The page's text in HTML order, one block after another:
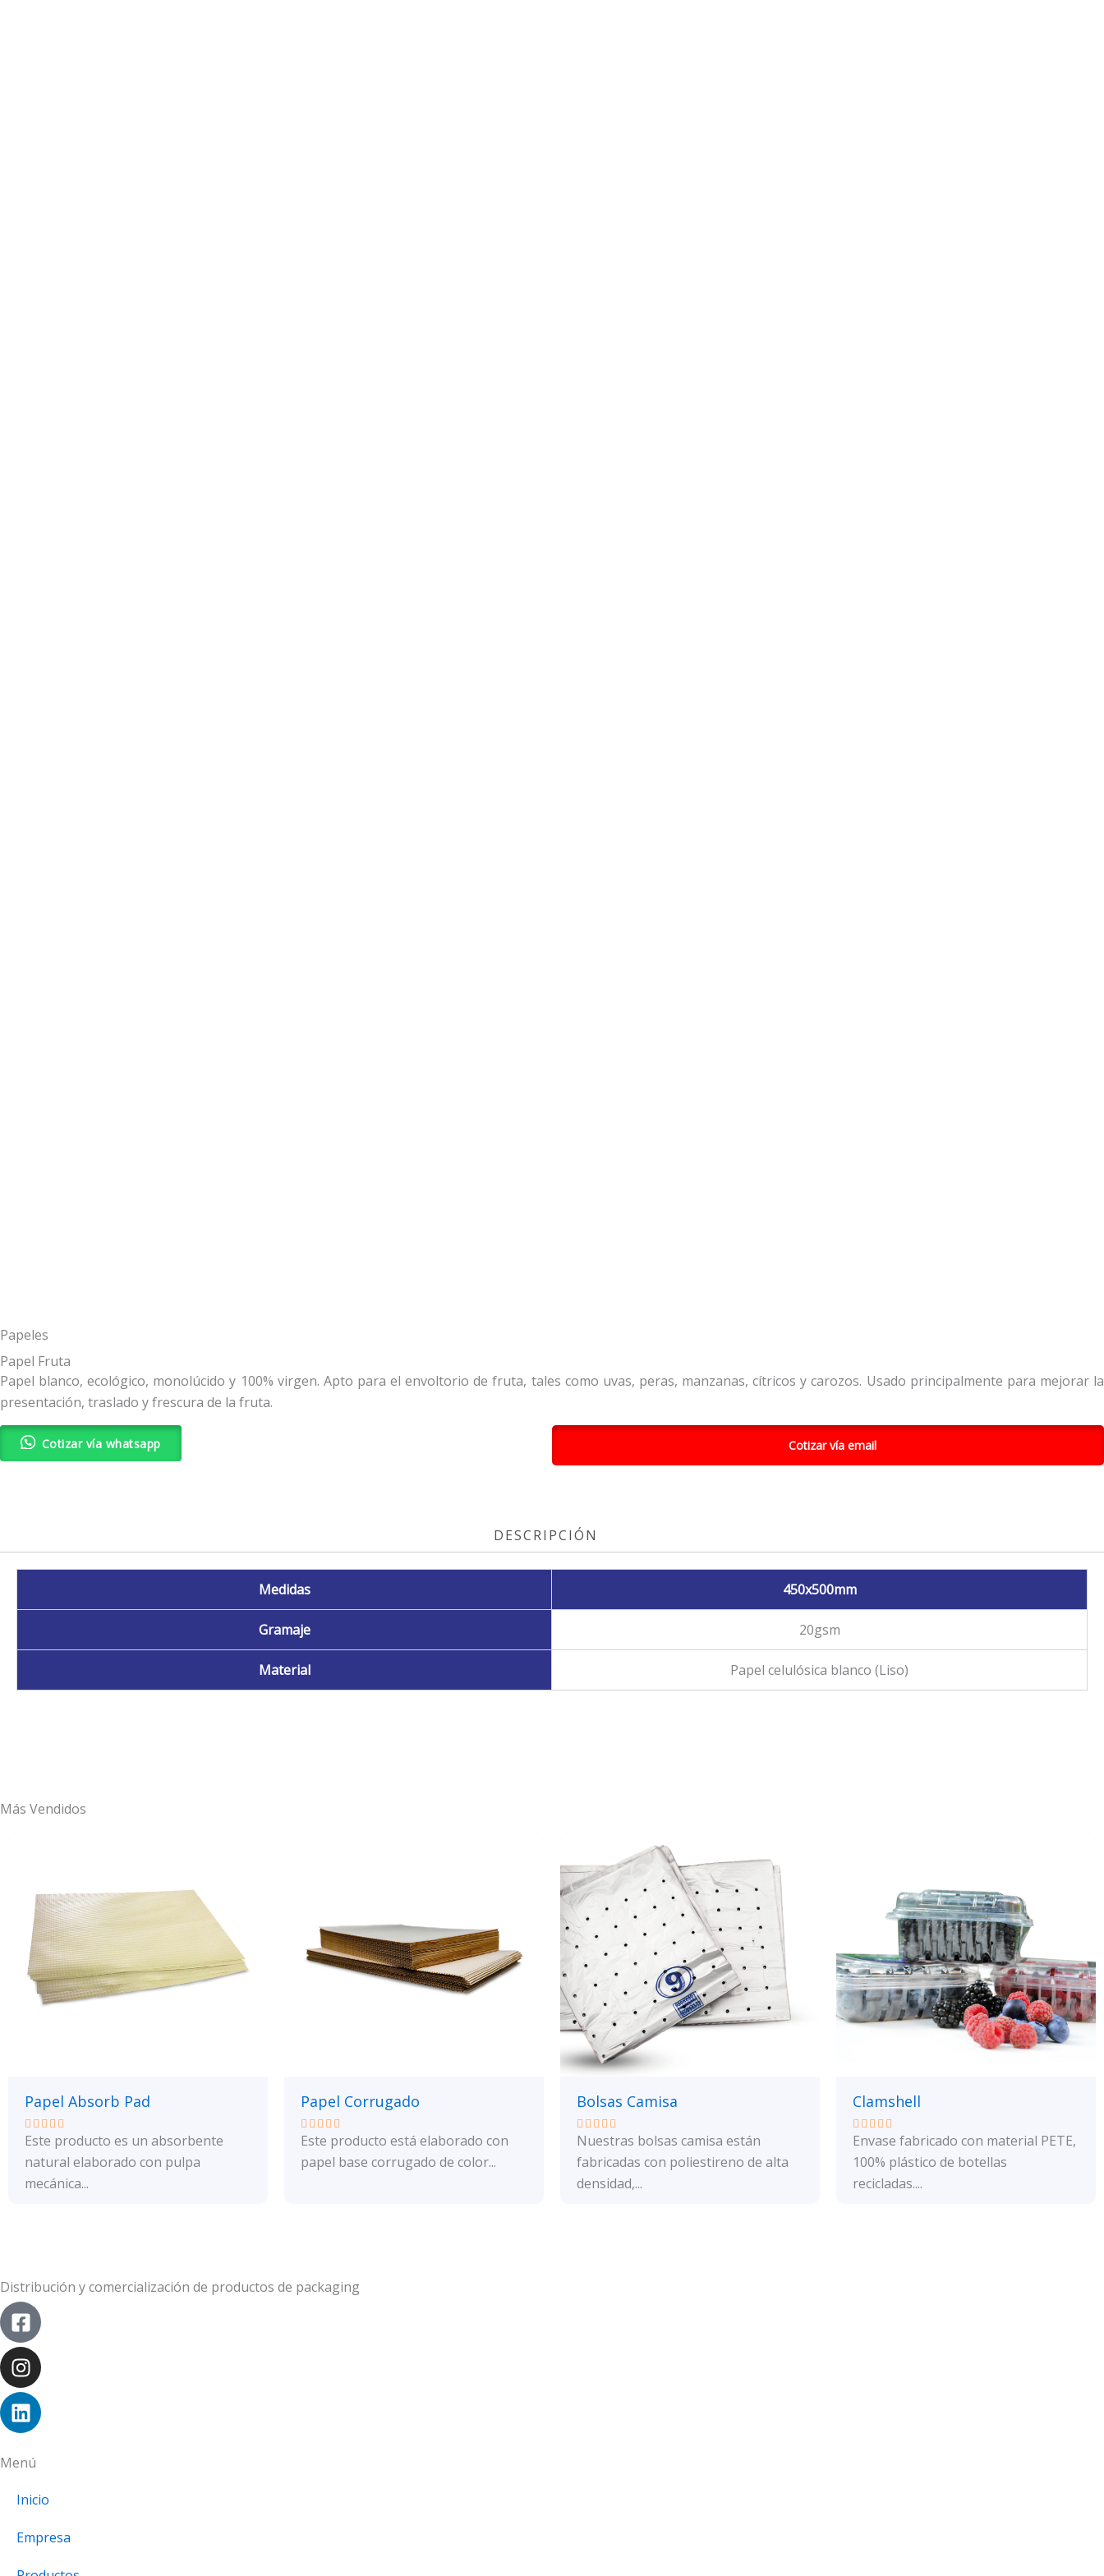
Papeles
Papel Fruta
Papel blanco, ecológico, monolúcido y 100% virgen. Apto para el envoltorio de fruta, tales como uvas, peras, manzanas, cítricos y carozos. Usado principalmente para mejorar la
presentación, traslado y frescura de la fruta.
Cotizar vía whatsapp Cotizar vía email
DESCRIPCIÓN
Medidas 450x500mm
Gramaje 20gsm
Material Papel celulósica blanco (Liso)
Más Vendidos
Papel Absorb Pad
Valorado
0
5
Este producto es un absorbente
natural elaborado con pulpa
mecánica...
Papel Corrugado
Valorado
0
Este producto está elaborado con
papel base corrugado de color...
Bolsas Camisa
Valorado
0
5
Nuestras bolsas camisa están
fabricadas con poliestireno de alta
densidad,...
Clamshell
Valorado
5
Envase fabricado con material PETE,
100% plástico de botellas
recicladas....
Distribución y comercialización de productos de packaging
Facebook-
square
Instagram
Linkedin
Menú
Inicio
Empresa